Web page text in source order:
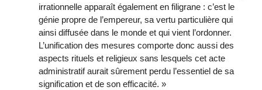
irrationnelle apparaît également en filigrane : c’est le
génie propre de l’empereur, sa vertu particulière qui
ainsi diffusée dans le monde et qui vient l’ordonner.
L’unification des mesures comporte donc aussi des
aspects rituels et religieux sans lesquels cet acte
administratif aurait sûrement perdu l’essentiel de sa
signification et de son efficacité. »